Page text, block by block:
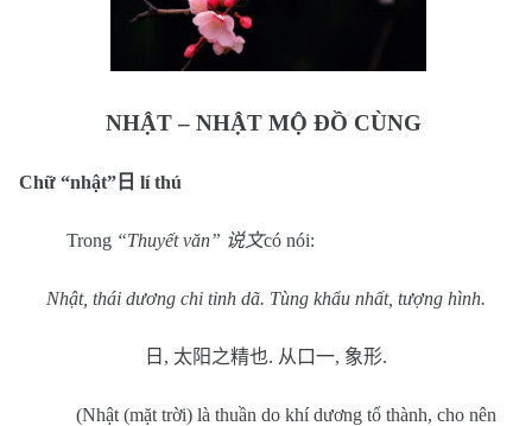
NHẬT – NHẬT MỘ ĐỒ CÙNG
Chữ “nhật” 日 líthú
Trong “Thuyết văn” 说文có nói:
Nhật, thái dương chi tinh dã. Tùng khẩu nhất, tượng hình.
日 , 太阳之精也. 从口一, 象形.
(Nhật (mặt trời) là thuần do khí dương tổ thành, cho nên